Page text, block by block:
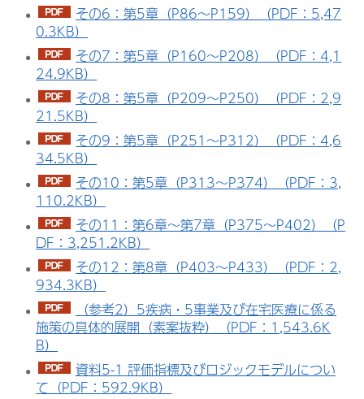
その6：第5章（P86～P159）（PDF：5,47
0.3KB）
その7：第5章（P160～P208）（PDF：4,1
24.9KB）
その8：第5章（P209～P250）（PDF：2,9
21.5KB）
その9：第5章（P251～P312）（PDF：4,6
34.5KB）
その10：第5章（P313～P374）（PDF：3,
110.2KB）
その11：第6章～第7章（P375～P402）（P
DF：3,251.2KB）
その12：第8章（P403～P433）（PDF：2,
934.3KB）
（参考2）5疾病・5事業及び在宅医療に係る
施策の具体的展開（素案抜粋）（PDF：1,543.6K
B）
資料5-1 評価指標及びロジックモデルについ
て（PDF：592.9KB）